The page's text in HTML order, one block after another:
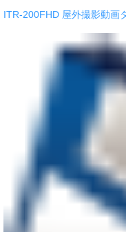
ITR-200FHD 屋外撮影動画